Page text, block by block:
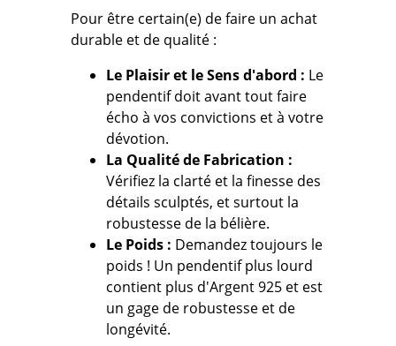
Pour être certain(e) de faire un achat
durable et de qualité :
Le Plaisir et le Sens d'abord : Le
pendentif doit avant tout faire
écho à vos convictions et à votre
dévotion.
La Qualité de Fabrication :
Vérifiez la clarté et la finesse des
détails sculptés, et surtout la
robustesse de la bélière.
Le Poids : Demandez toujours le
poids ! Un pendentif plus lourd
contient plus d'Argent 925 et est
un gage de robustesse et de
longévité.